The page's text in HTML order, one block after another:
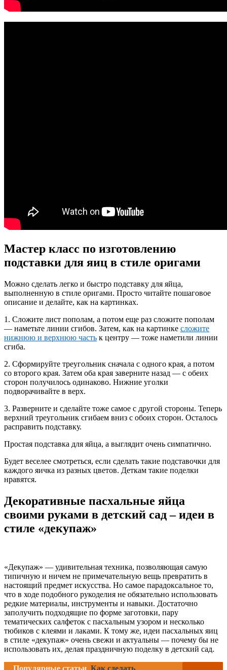
Мастер класс по изготовлению
подставки для яиц в стиле оригами
Можно сделать легко и быстро подставку для яйца,
выполненную в стиле оригами. Просто читайте пошаговое
описание и делайте, как на картинках.
1. Сложите лист пополам, а потом еще раз сложите пополам
— наметьте линии сгибов. Затем, как на картинке сложите
нижнюю и верхнюю часть к центру — тоже наметили линии
сгиба.
2. Сформируйте треугольник сначала с одного края, а потом
со второго края. Затем оба края заверните назад — с обеих
сторон получилось одинаково. Нижние уголки
подворачивайте в верх.
3. Разверните и сделайте тоже самое с другой стороны. Теперь
верхний треугольник сгибаем вниз с обоих сторон. Осталось
расправить подставку.
Простая подставка для яйца, а выглядит очень симпатично.
Будет веселее смотреться, если сделать такие подставочки для
каждого яичка из разных цветов. Деткам такие поделки
нравятся.
Декоративные пасхальные яйца
своими руками в детский сад – идеи в
стиле «декупаж»
«Декупаж» — удивительная техника, позволяющая самую
типичную и ничем не примечательную вещь превратить в
настоящий предмет искусства. Но самое парадоксальное то,
что в ходе подобного рукоделия не обязательно использовать
редкие материалы, инструменты и навыки. Достаточно
заполучить подходящие по форме заготовки, пару
тематических салфеток с пасхальным узором и несколько
тюбиков с клеями и лаками. К тому же, идеи пасхальных яиц
в стиле «декупаж» очень свежи и актуальны — почему бы не
использовать их, делая праздничную поделку в детский сад.
Популярные статьи Как сделать